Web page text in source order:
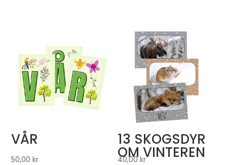
VÅR
50,00kr
13 SKOGSDYR
OM VINTEREN
40,00kr